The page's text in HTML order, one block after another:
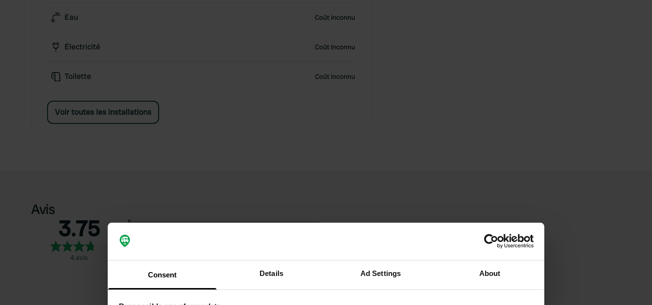
Consent Details Ad Settings About
Eau Coût inconnu
Électricité Coût inconnu
Toilette Coût inconnu
Voir toutes les installations
Avis
3.75
4 avis
5
4
2